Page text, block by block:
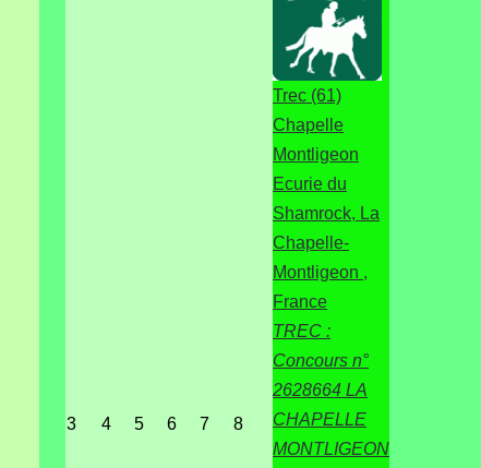
3 4 5 6 7 8
Trec (61)
Chapelle
Montligeon
Ecurie du
Shamrock, La
Chapelle-
Montligeon ,
France
TREC :
Concours n°
2628664 LA
CHAPELLE
MONTLIGEON